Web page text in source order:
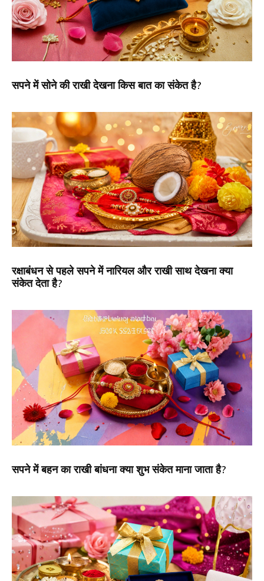
सपने में सोने की राखी देखना किस बात का संकेत है?
रक्षाबंधन से पहले सपने में नारियल और राखी साथ देखना क्या
संकेत देता है?
सपने में बहन का राखी बांधना क्या शुभ संकेत माना जाता है?